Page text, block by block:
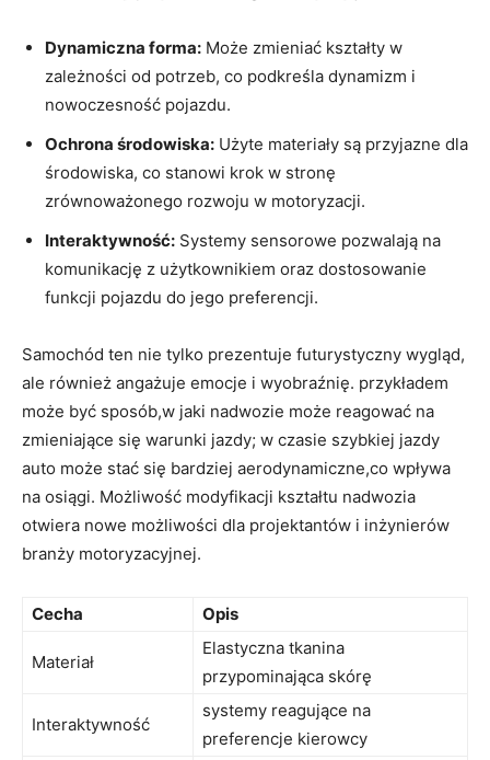
Dynamiczna forma: Może zmieniać kształty w
zależności od potrzeb, co podkreśla dynamizm i
nowoczesność pojazdu.
Ochrona środowiska: Użyte materiały są przyjazne dla
środowiska, co stanowi krok w stronę
zrównoważonego rozwoju w motoryzacji.
Interaktywność: Systemy sensorowe pozwalają na
komunikację z użytkownikiem oraz dostosowanie
funkcji pojazdu do jego preferencji.
Samochód ten nie tylko prezentuje futurystyczny wygląd,
ale również angażuje emocje i wyobraźnię. przykładem
może być sposób,w jaki nadwozie może reagować na
zmieniające się warunki jazdy; w czasie szybkiej jazdy
auto może stać się bardziej aerodynamiczne,co wpływa
na osiągi. Możliwość modyfikacji kształtu nadwozia
otwiera nowe możliwości dla projektantów i inżynierów
branży motoryzacyjnej.
Cecha Opis
Materiał
Elastyczna tkanina
przypominająca skórę
Interaktywność
systemy reagujące na
preferencje kierowcy